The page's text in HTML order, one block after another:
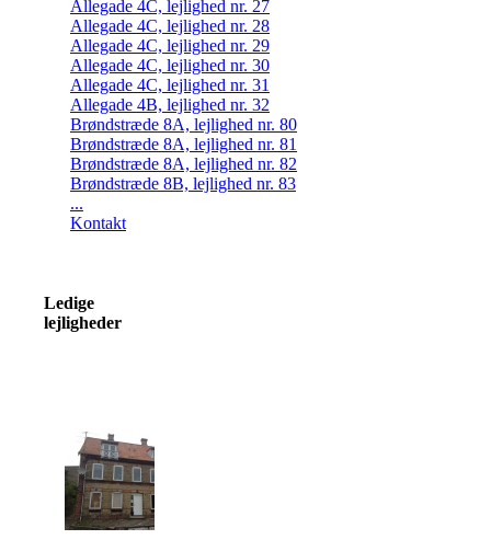
Allegade 4C, lejlighed nr. 27
Allegade 4C, lejlighed nr. 28
Allegade 4C, lejlighed nr. 29
Allegade 4C, lejlighed nr. 30
Allegade 4C, lejlighed nr. 31
Allegade 4B, lejlighed nr. 32
Brøndstræde 8A, lejlighed nr. 80
Brøndstræde 8A, lejlighed nr. 81
Brøndstræde 8A, lejlighed nr. 82
Brøndstræde 8B, lejlighed nr. 83
...
Kontakt
Ledige
lejligheder